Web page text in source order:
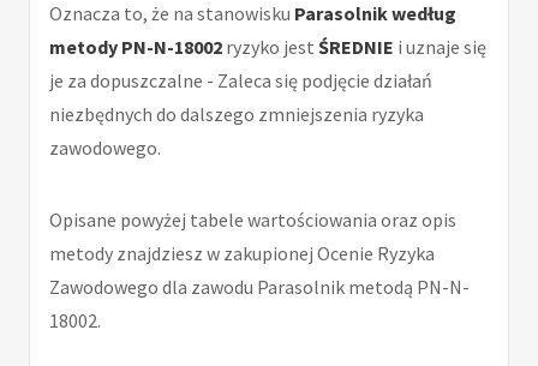
Oznacza to, że na stanowisku Parasolnik według
metody PN-N-18002 ryzyko jest ŚREDNIE i uznaje się
je za dopuszczalne - Zaleca się podjęcie działań
niezbędnych do dalszego zmniejszenia ryzyka
zawodowego.
Opisane powyżej tabele wartościowania oraz opis
metody znajdziesz w zakupionej Ocenie Ryzyka
Zawodowego dla zawodu Parasolnik metodą PN-N-
18002.